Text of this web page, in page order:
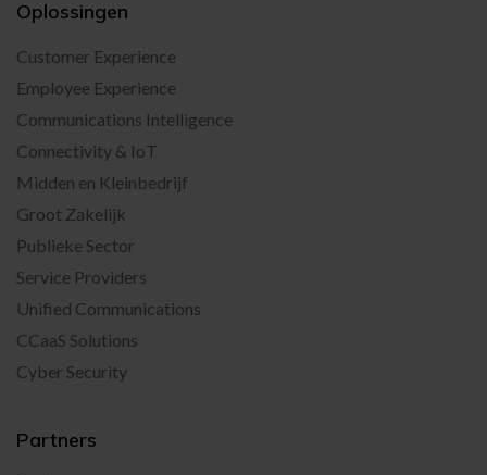
Oplossingen
Customer Experience
Employee Experience
Communications Intelligence
Connectivity & IoT
Midden en Kleinbedrijf
Groot Zakelijk
Publieke Sector
Service Providers
Unified Communications
CCaaS Solutions
Cyber Security
Partners